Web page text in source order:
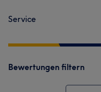
Service
Bewertungen filtern